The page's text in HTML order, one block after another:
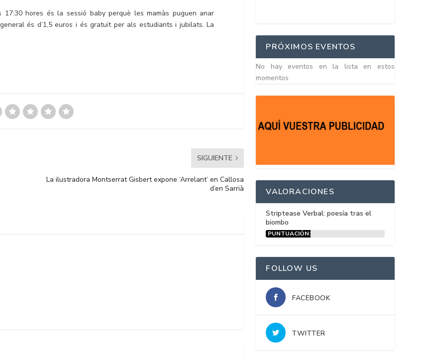
hores és la sessió baby perquè les mamàs puguen anar
és d’1,5 euros i és gratuït per als estudiants i jubilats. La
SIGUIENTE
La ilustradora Montserrat Gisbert expone ‘Arrelant’ en Callosa
d’en Sarrià
PRÓXIMOS EVENTOS
No hay eventos en la lista en estos
momentos
VALORACIONES
Striptease Verbal: poesía tras el
biombo
PUNTUACIÓN:
FOLLOW US
FACEBOOK
TWITTER